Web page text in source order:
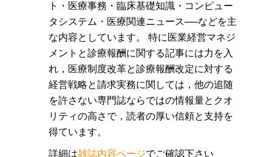
ト・医療事務・臨床基礎知識・コンピュー
タシステム・医療関連ニュース──などを主
な内容としています。 特に医業経営マネジ
メントと診療報酬に関する記事には力を入
れ，医療制度改革と診療報酬改定に対する
経営戦略と請求実務に関しては，他の追随
を許さない専門誌ならではの情報量とクオ
リティの高さで，読者の厚い信頼と支持を
得ています。
詳細は雑誌内容ページでご確認下さい